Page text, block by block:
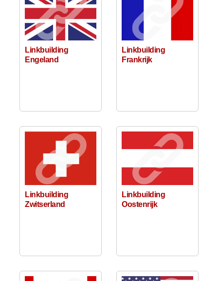
Linkbuilding
Engeland
Linkbuilding
Frankrijk
Linkbuilding
Zwitserland
Linkbuilding
Oostenrijk